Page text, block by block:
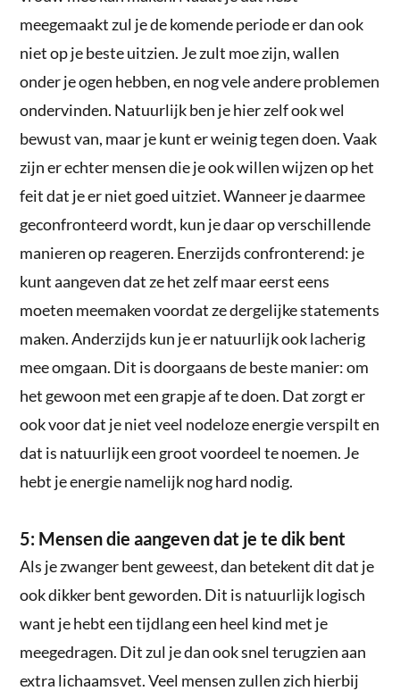
meegemaakt zul je de komende periode er dan ook
niet op je beste uitzien. Je zult moe zijn, wallen
onder je ogen hebben, en nog vele andere problemen
ondervinden. Natuurlijk ben je hier zelf ook wel
bewust van, maar je kunt er weinig tegen doen. Vaak
zijn er echter mensen die je ook willen wijzen op het
feit dat je er niet goed uitziet. Wanneer je daarmee
geconfronteerd wordt, kun je daar op verschillende
manieren op reageren. Enerzijds confronterend: je
kunt aangeven dat ze het zelf maar eerst eens
moeten meemaken voordat ze dergelijke statements
maken. Anderzijds kun je er natuurlijk ook lacherig
mee omgaan. Dit is doorgaans de beste manier: om
het gewoon met een grapje af te doen. Dat zorgt er
ook voor dat je niet veel nodeloze energie verspilt en
dat is natuurlijk een groot voordeel te noemen. Je
hebt je energie namelijk nog hard nodig.
5: Mensen die aangeven dat je te dik bent
Als je zwanger bent geweest, dan betekent dit dat je
ook dikker bent geworden. Dit is natuurlijk logisch
want je hebt een tijdlang een heel kind met je
meegedragen. Dit zul je dan ook snel terugzien aan
extra lichaamsvet. Veel mensen zullen zich hierbij